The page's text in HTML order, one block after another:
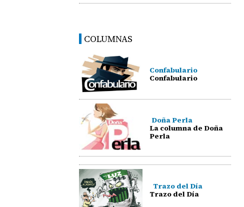
COLUMNAS
Confabulario
Confabulario
Doña Perla
La columna de Doña
Perla
Trazo del Día
Trazo del Día